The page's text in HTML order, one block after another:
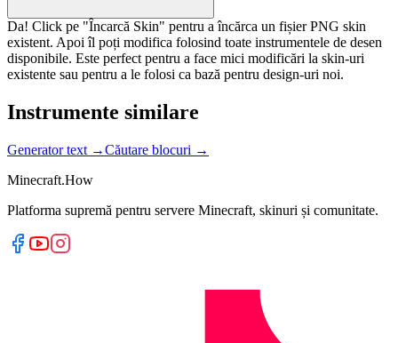
Da! Click pe "Încarcă Skin" pentru a încărca un fișier PNG skin
existent. Apoi îl poți modifica folosind toate instrumentele de desen
disponibile. Este perfect pentru a face mici modificări la skin-uri
existente sau pentru a le folosi ca bază pentru design-uri noi.
Instrumente similare
Generator text →Căutare blocuri →
Minecraft.How
Platforma supremă pentru servere Minecraft, skinuri și comunitate.